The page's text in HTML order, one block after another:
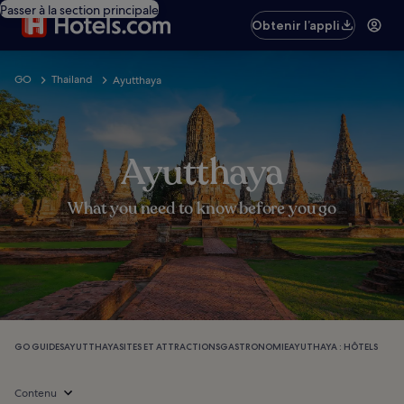
Passer à la section principale
Obtenir l’appli
GO Thailand Ayutthaya
Ayutthaya
What you need to know before you go
GO GUIDESAYUTTHAYASITES ET ATTRACTIONSGASTRONOMIEAYUTHAYA : HÔTELS
Contenu